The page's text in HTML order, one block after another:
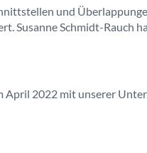
und
Susanne Schmidt-Rauch
April 2022 mit unserer